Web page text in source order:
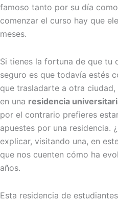
famoso tanto por su día
comenzar el curso hay que
meses.
Si tienes la fortuna de que tu
seguro es que todavía estés
que trasladarte a otra
en una residencia
por el contrario prefieres
apuestes por una residencia.
explicar, visitando una, en
que nos cuenten cómo ha
años.
Esta residencia de